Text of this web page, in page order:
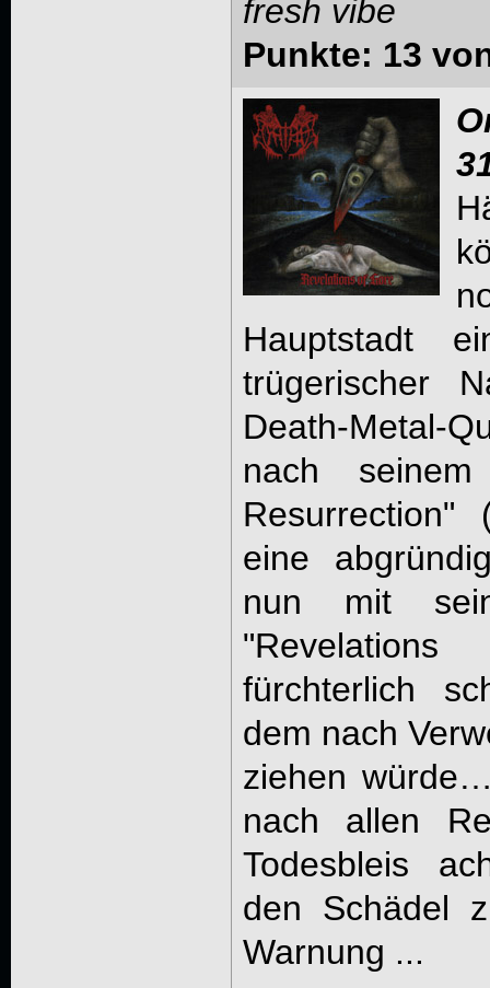
fresh vibe
Punkte: 13
Hauptstadt
trügerischer
Death-Metal-
nach
eine
nun mit
fürchterlich
dem nach
ziehen
nach allen
Todesbleis
den Schädel
Warnung ...